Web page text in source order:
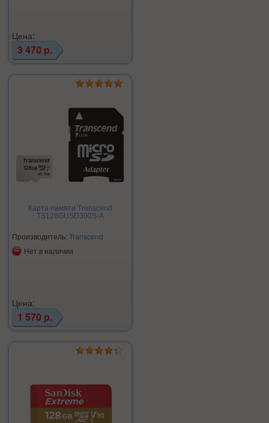
Цена:
3 470 р.
Карта памяти Transcend
TS128GUSD300S-A
Производитель: Transcend
Нет в наличии
Цена:
1 570 р.